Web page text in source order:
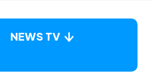
NEWS TV